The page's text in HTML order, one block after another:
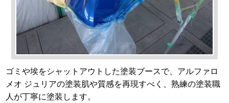
ゴミや埃をシャットアウトした塗装ブースで、アルファロ
メオ ジュリアの塗装肌や質感を再現すべく、熟練の塗装職
人が丁寧に塗装します。